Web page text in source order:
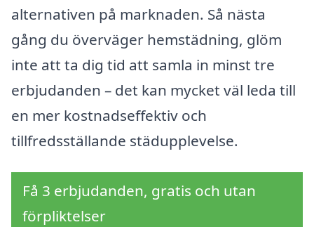
alternativen på marknaden. Så nästa
gång du överväger hemstädning, glöm
inte att ta dig tid att samla in minst tre
erbjudanden – det kan mycket väl leda till
en mer kostnadseffektiv och
tillfredsställande städupplevelse.
Få 3 erbjudanden, gratis och utan
förpliktelser